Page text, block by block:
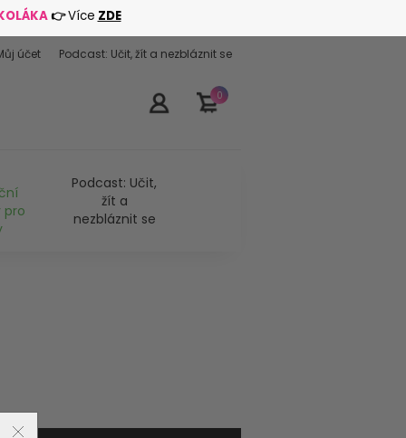
👉Více ZDE
0
pro
Podcast: Učit,
žít a
nezbláznit se
účet Podcast: Učit, žít a nezbláznit se